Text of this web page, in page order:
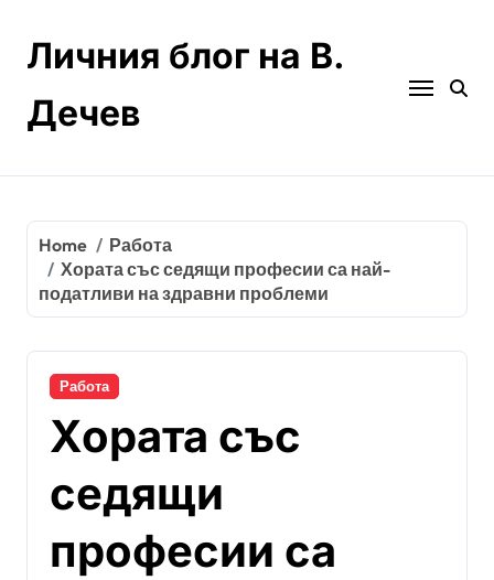
contentЛичния блог на В.
Дечев
Home
Работа
Хората със седящи професии са най-
податливи на здравни проблеми
Работа
Хората със
седящи
професии са